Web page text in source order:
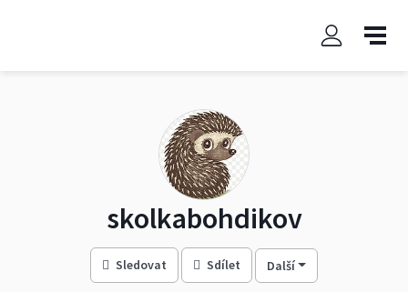
skolkabohdikov
Sledovat Sdílet Další